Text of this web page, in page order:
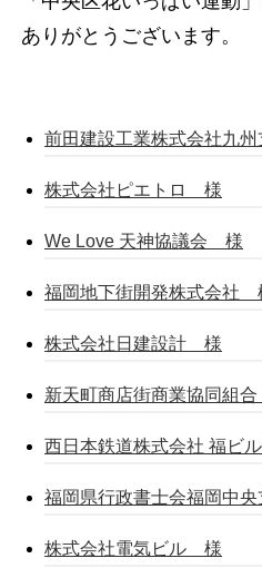
ありがとうございます。
前田建設工業株式会社九
株式会社ピエトロ 様
We Love 天神協議会 様
福岡地下街開発株式会社
株式会社日建設計 様
新天町商店街商業協同組
西日本鉄道株式会社 福ビ
福岡県行政書士会福岡中
株式会社電気ビル 様